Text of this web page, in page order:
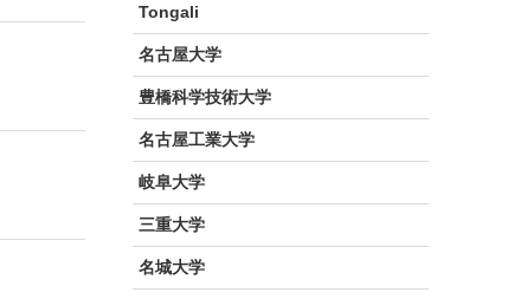
Tongali
名古屋大学
豊橋科学技術大学
名古屋工業大学
岐阜大学
三重大学
名城大学